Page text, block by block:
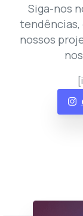
Siga-nos
tendências,
nossos